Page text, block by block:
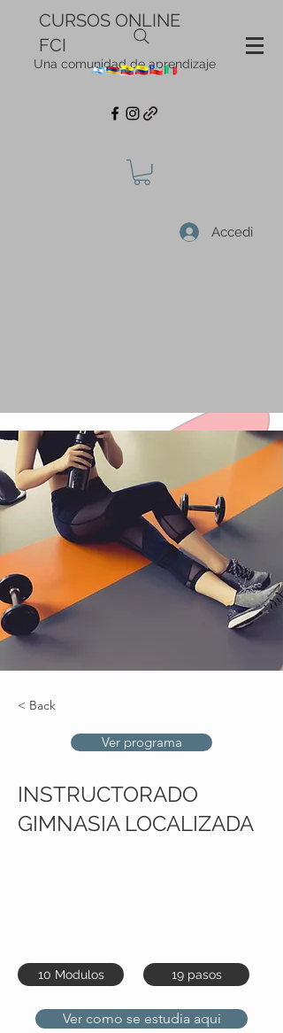
CURSOS ONLINE
FCI
Una comunidad de aprendizaje
Accedi
< Back
Ver programa
INSTRUCTORADO
GIMNASIA LOCALIZADA
10 Modulos 19 pasos
Ver como se estudia aqui